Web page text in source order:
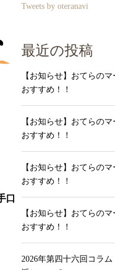
口
Tweets by oteranavi
最近の投稿
【お知らせ】おてらの
おすすめ！！
【お知らせ】おてらの
おすすめ！！
【お知らせ】おてらの
おすすめ！！
【お知らせ】おてらの
おすすめ！！
2026年第四十六回コラ